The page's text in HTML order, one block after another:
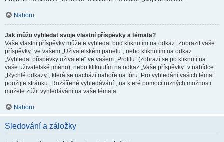
Nahoru
Jak můžu vyhledat svoje vlastní příspěvky a témata?
Vaše vlastní příspěvky můžete vyhledat buď kliknutím na odkaz „Zobrazit vaše
příspěvky“ ve vašem „Uživatelském panelu“, nebo kliknutím na odkaz
„Vyhledat příspěvky uživatele“ ve vašem „Profilu“ (zobrazí se po kliknutí na
vaše uživatelské jméno), nebo kliknutím na odkaz „Vaše příspěvky“ v nabídce
„Rychlé odkazy“, která se nachází nahoře na fóru. Pro vyhledání vašich témat
použijte stránku „Rozšířené vyhledávání“, na které pomocí různých možnosti
můžete zúžit vyhledávání na vaše témata.
Nahoru
Sledování a záložky